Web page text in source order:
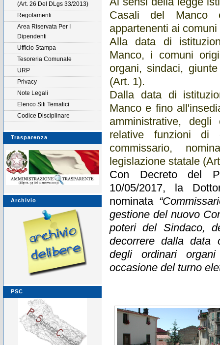
(Art. 26 Del DLgs 33/2013)
Regolamenti
Area Riservata Per I
Dipendenti
Ufficio Stampa
Tesoreria Comunale
URP
Privacy
Note Legali
Elenco Siti Tematici
Codice Disciplinare
Trasparenza
Archivio
PSC
Casali del Manco
appartenenti ai
Alla data di
Manco, i comuni
organi, sindaci,
(Art. 1).
Dalla data di
Manco e fino
amministrative,
relative funzioni di
commissario,
legislazione statale
Con Decreto del
10/05/2017, la
nominata
gestione del nuovo
poteri del Sindaco,
decorrere dalla data
degli ordinari
occasione del turno